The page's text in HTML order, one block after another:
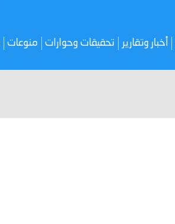
أخبار وتقارير تحقيقات وحوارات منوعات